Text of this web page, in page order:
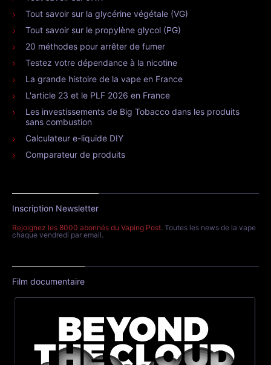
Tout savoir sur la glycérine végétale (VG)
Tout savoir sur le propylène glycol (PG)
20 méthodes pour arrêter de fumer
Testez votre dépendance à la nicotine
La grande histoire de la vape en France
L'article 23 et le PLF 2026 en France
Les investissements de Big Tobacco dans les produits
sans combustion
Calculateur e-liquide DIY
Comparateur de produits
Inscription Newsletter
Rejoignez les 8000 abonnés du Vaping Post. Toutes les news de la vape
chaque vendredi par email.
Film documentaire